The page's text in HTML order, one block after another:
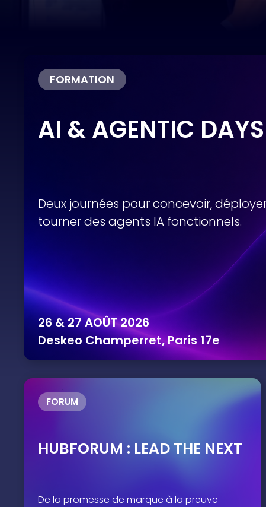
FORMATION
AI & AGENTIC DAYS
Deux journées pour concevoir,
tourner des agents IA fonctionnels.
26 & 27 AOÛT 2026
Deskeo Champerret, Paris 17e
FORUM
HUBFORUM : LEAD THE NEXT
De la promesse de marque à la preuve